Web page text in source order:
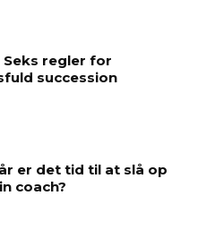
Seks regler for
succession
er det tid til at slå op
coach?